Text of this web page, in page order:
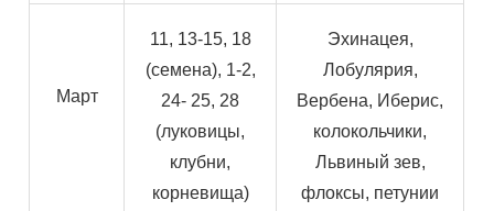
Март
11, 13-15, 18
(семена), 1-2,
24- 25, 28
(луковицы,
клубни,
корневища)
Эхинацея,
Лобулярия,
Вербена, Иберис,
колокольчики,
Львиный зев,
флоксы, петунии